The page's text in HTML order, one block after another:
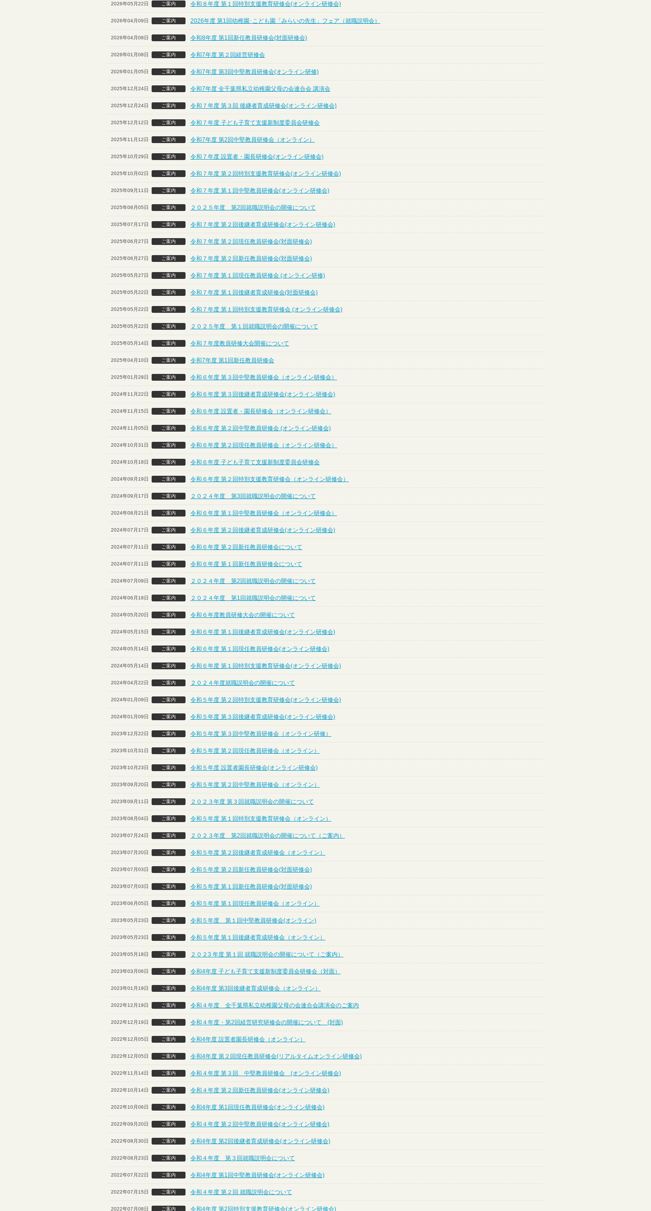
2026年05月22日 ご案内 令和８年度 第１回特別支援教育研修会(オンライン研修会)
2026年04月09日 ご案内 2026年度 第1回幼稚園･こども園「みらいの先生」フェア（就職説明会）
2026年04月08日 ご案内 令和8年度 第1回新任教員研修会(対面研修会)
2026年01月08日 ご案内 令和7年度 第２回経営研修会
2026年01月05日 ご案内 令和7年度 第3回中堅教員研修会(オンライン研修)
2025年12月24日 ご案内 令和7年度 全千葉県私立幼稚園父母の会連合会 講演会
2025年12月24日 ご案内 令和７年度 第３回 後継者育成研修会(オンライン研修会)
2025年12月12日 ご案内 令和７年度 子ども子育て支援新制度委員会研修会
2025年11月12日 ご案内 令和7年度 第2回中堅教員研修会（オンライン）
2025年10月29日 ご案内 令和７年度 設置者・園長研修会(オンライン研修会)
2025年10月02日 ご案内 令和７年度 第２回特別支援教育研修会(オンライン研修会)
2025年09月11日 ご案内 令和７年度 第１回中堅教員研修会(オンライン研修会)
2025年08月05日 ご案内 ２０２５年度 第2回就職説明会の開催について
2025年07月17日 ご案内 令和７年度 第２回後継者育成研修会(オンライン研修会)
2025年06月27日 ご案内 令和７年度 第２回現任教員研修会(対面研修会)
2025年06月27日 ご案内 令和７年度 第２回新任教員研修会(対面研修会)
2025年05月27日 ご案内 令和７年度 第１回現任教員研修会 (オンライン研修)
2025年05月22日 ご案内 令和７年度 第１回後継者育成研修会(対面研修会)
2025年05月22日 ご案内 令和７年度 第１回特別支援教育研修会 (オンライン研修会)
2025年05月22日 ご案内 ２０２５年度 第１回就職説明会の開催について
2025年05月14日 ご案内 令和７年度教員研修大会開催について
2025年04月10日 ご案内 令和7年度 第1回新任教員研修会
2025年01月28日 ご案内 令和６年度 第３回中堅教員研修会（オンライン研修会）
2024年11月22日 ご案内 令和６年度 第３回後継者育成研修会(オンライン研修会)
2024年11月15日 ご案内 令和６年度 設置者・園長研修会（オンライン研修会）
2024年11月05日 ご案内 令和６年度 第２回中堅教員研修会 (オンライン研修会)
2024年10月31日 ご案内 令和６年度 第２回現任教員研修会（オンライン研修会）
2024年10月18日 ご案内 令和６年度 子ども子育て支援新制度委員会研修会
2024年09月19日 ご案内 令和６年度 第２回特別支援教育研修会（オンライン研修会）
2024年09月17日 ご案内 ２０２４年度 第3回就職説明会の開催について
2024年08月21日 ご案内 令和６年度 第１回中堅教員研修会（オンライン研修会）
2024年07月17日 ご案内 令和６年度 第２回後継者育成研修会(オンライン研修会)
2024年07月11日 ご案内 令和６年度 第２回新任教員研修会について
2024年07月11日 ご案内 令和６年度 第１回新任教員研修会について
2024年07月09日 ご案内 ２０２４年度 第2回就職説明会の開催について
2024年06月18日 ご案内 ２０２４年度 第1回就職説明会の開催について
2024年05月20日 ご案内 令和６年度教員研修大会の開催について
2024年05月15日 ご案内 令和６年度 第１回後継者育成研修会(オンライン研修会)
2024年05月14日 ご案内 令和６年度 第１回現任教員研修会(オンライン研修会)
2024年05月14日 ご案内 令和６年度 第１回特別支援教育研修会(オンライン研修会)
2024年04月22日 ご案内 ２０２４年度就職説明会の開催について
2024年01月09日 ご案内 令和５年度 第２回特別支援教育研修会(オンライン研修会)
2024年01月09日 ご案内 令和５年度 第３回後継者育成研修会(オンライン研修会)
2023年12月22日 ご案内 令和５年度 第３回中堅教員研修会（オンライン研修）
2023年10月31日 ご案内 令和５年度 第２回現任教員研修会（オンライン）
2023年10月23日 ご案内 令和５年度 設置者園長研修会(オンライン研修会)
2023年09月20日 ご案内 令和５年度 第２回中堅教員研修会（オンライン）
2023年09月11日 ご案内 ２０２３年度 第３回就職説明会の開催について
2023年08月04日 ご案内 令和５年度 第１回特別支援教育研修会（オンライン）
2023年07月24日 ご案内 ２０２３年度 第2回就職説明会の開催について（ご案内）
2023年07月20日 ご案内 令和５年度 第２回後継者育成研修会（オンライン）
2023年07月03日 ご案内 令和５年度 第２回新任教員研修会(対面研修会)
2023年07月03日 ご案内 令和５年度 第１回新任教員研修会(対面研修会)
2023年06月05日 ご案内 令和５年度 第１回現任教員研修会（オンライン）
2023年05月23日 ご案内 令和５年度 第１回中堅教員研修会(オンライン)
2023年05月23日 ご案内 令和５年度 第１回後継者育成研修会（オンライン）
2023年05月18日 ご案内 ２０２3 年度 第１回 就職説明会の開催について（ご案内）
2023年03月06日 ご案内 令和4年度 子ども子育て支援新制度委員会研修会（対面）
2023年01月19日 ご案内 令和4年度 第3回後継者育成研修会（オンライン）
2022年12月19日 ご案内 令和４年度 全千葉県私立幼稚園父母の会連合会講演会のご案内
2022年12月19日 ご案内 令和４年度・第2回経営研究研修会の開催について (対面)
2022年12月05日 ご案内 令和4年度 設置者園長研修会（オンライン）
2022年12月05日 ご案内 令和4年度 第２回現任教員研修会(リアルタイムオンライン研修会)
2022年11月14日 ご案内 令和４年度 第３回 中堅教員研修会 (オンライン研修会)
2022年10月14日 ご案内 令和４年度 第２回新任教員研修会(オンライン研修会)
2022年10月06日 ご案内 令和4年度 第1回現任教員研修会(オンライン研修会)
2022年09月20日 ご案内 令和４年度 第２回中堅教員研修会(オンライン研修会)
2022年08月30日 ご案内 令和4年度 第2回後継者育成研修会(オンライン研修会)
2022年08月23日 ご案内 令和４年度 第３回就職説明会について
2022年07月22日 ご案内 令和4年度 第1回中堅教員研修会(オンライン研修会)
2022年07月15日 ご案内 令和４年度 第２回 就職説明会について
2022年07月08日 ご案内 令和4年度 第2回特別支援教育研修会(オンライン研修会)